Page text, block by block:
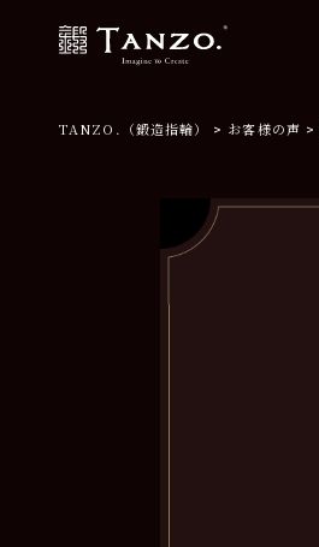
TANZO.（鍛造指輪） お客様の声